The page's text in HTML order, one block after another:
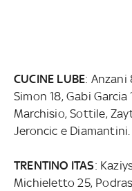
CUCINE LUBE: Anzani
Simon 18, Gabi Garcia
Marchisio, Sottile,
Jeroncic e Diamantini.
TRENTINO ITAS:
Michieletto 25,